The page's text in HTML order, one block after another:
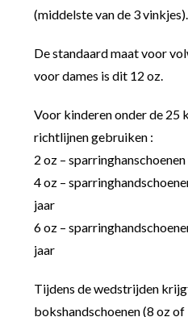
(middelste van de 3 vinkjes).
De standaard maat voor
voor dames is dit 12 oz.
Voor kinderen onder de 25
richtlijnen gebruiken :
2 oz –
4 oz –
jaar
6 oz –
jaar
Tijdens de wedstrijden
bokshandschoenen (8 oz